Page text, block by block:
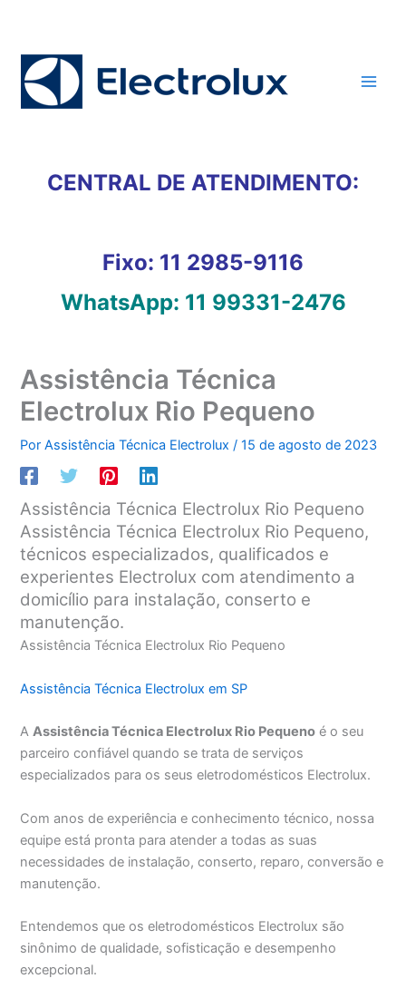
conteúdo
CENTRAL DE ATENDIMENTO:
Fixo: 11 2985-9116
WhatsApp: 11 99331-2476
Assistência Técnica
Electrolux Rio Pequeno
PorAssistência Técnica Electrolux/15 de agosto de 2023
Assistência Técnica Electrolux Rio Pequeno
Assistência Técnica Electrolux Rio Pequeno,
técnicos especializados, qualificados e
experientes Electrolux com atendimento a
domicílio para instalação, conserto e
manutenção.
Assistência Técnica Electrolux Rio Pequeno
Assistência Técnica Electrolux em SP
AAssistência Técnica Electrolux Rio Pequeno é o seu
parceiro confiável quando se trata de serviços
especializados para os seus eletrodomésticos Electrolux.
Com anos de experiência e conhecimento técnico, nossa
equipe está pronta para atender a todas as suas
necessidades de instalação, conserto, reparo, conversão e
manutenção.
Entendemos que os eletrodomésticos Electrolux são
sinônimo de qualidade, sofisticação e desempenho
excepcional.